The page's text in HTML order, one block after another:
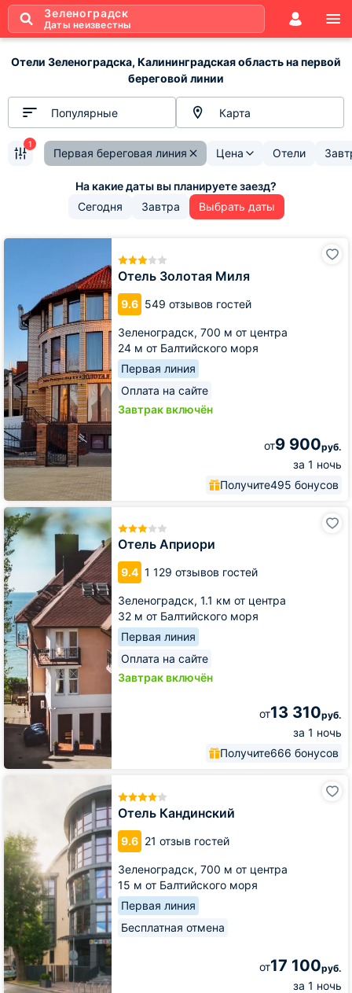
Зеленоградск
Даты неизвестны
Отели Зеленоградска, Калининградская область на первой
береговой линии
Популярные Карта
Первая береговая линия Цена Отели
1
Сегодня Завтра Выбрать даты
Отель Золотая Миля
9.6 549 отзывов гостей
Зеленоградск, 700 м от центра
24 м от Балтийского моря
Первая линия
Оплата на сайте
Завтрак включён
от9 900руб.
за 1 ночь
Получите495 бонусов
Отель
Отель Априори
9.4 1 129 отзывов гостей
Зеленоградск, 1.1 км от центра
32 м от Балтийского моря
Первая линия
Оплата на сайте
Завтрак включён
от13 310руб.
за 1 ночь
Получите666 бонусов
Отель
Априори
Отель Кандинский
9.6 21 отзыв гостей
Зеленоградск, 700 м от центра
15 м от Балтийского моря
Первая линия
Бесплатная отмена
от17 100руб.
за 1 ночь